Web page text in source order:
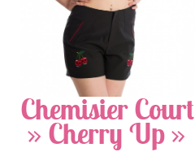
Chemisier
» Cherry Up »